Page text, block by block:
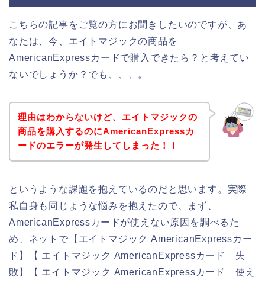
こちらの記事をご覧の方にお聞きしたいのですが、あ
なたは、今、エイトマジックの商品を
AmericanExpressカードで購入できたら？と考えてい
ないでしょうか？でも、、、。
理由はわからないけど、エイトマジックの
商品を購入するのにAmericanExpressカ
ードのエラーが発生してしまった！！
というような課題を抱えているのだと思います。実際
私自身も同じような悩みを抱えたので、まず、
AmericanExpressカードが使えない原因を調べるた
め、ネットで【エイトマジック AmericanExpressカー
ド】【 エイトマジック AmericanExpressカード 失
敗】【 エイトマジック AmericanExpressカード 使え